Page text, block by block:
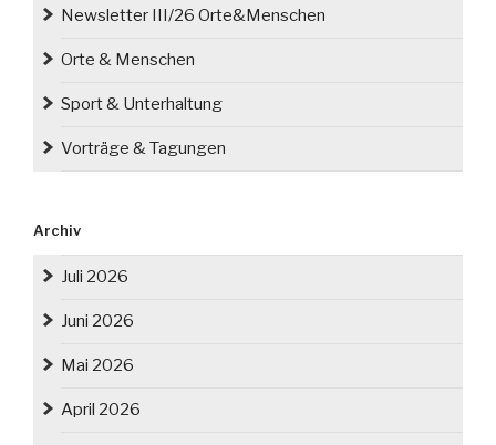
Newsletter III/26 Orte&Menschen
Orte & Menschen
Sport & Unterhaltung
Vorträge & Tagungen
Archiv
Juli 2026
Juni 2026
Mai 2026
April 2026